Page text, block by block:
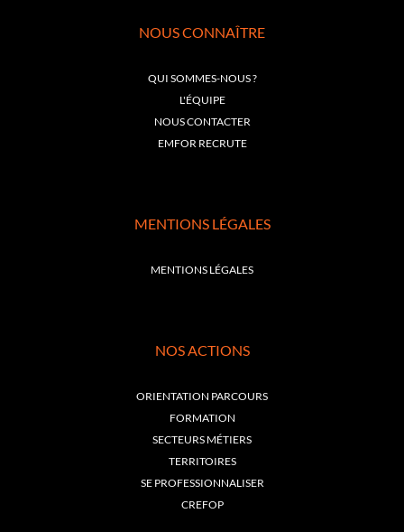
NOUS CONNAÎTRE
QUI SOMMES-NOUS ?
L'ÉQUIPE
NOUS CONTACTER
EMFOR RECRUTE
MENTIONS LÉGALES
MENTIONS LÉGALES
NOS ACTIONS
ORIENTATION PARCOURS
FORMATION
SECTEURS MÉTIERS
TERRITOIRES
SE PROFESSIONNALISER
CREFOP